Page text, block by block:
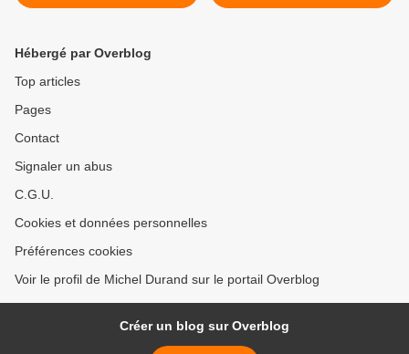
communauté de Grenoble,
“aide à l'entrée et au
Hébergé par Overblog
Top articles
Pages
Contact
Signaler un abus
C.G.U.
Cookies et données personnelles
Préférences cookies
Voir le profil de Michel Durand sur le portail Overblog
Créer un blog sur Overblog